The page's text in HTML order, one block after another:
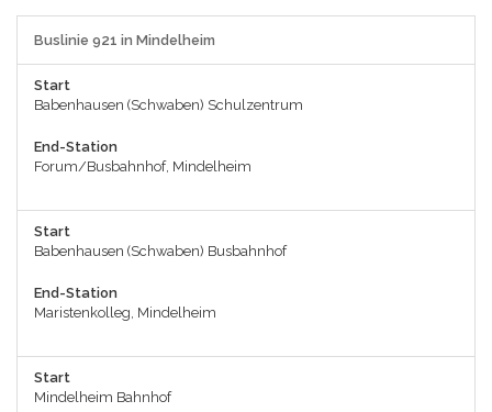
Buslinie 921 in Mindelheim
Start
Babenhausen (Schwaben) Schulzentrum
End-Station
Forum/Busbahnhof, Mindelheim
Start
Babenhausen (Schwaben) Busbahnhof
End-Station
Maristenkolleg, Mindelheim
Start
Mindelheim Bahnhof